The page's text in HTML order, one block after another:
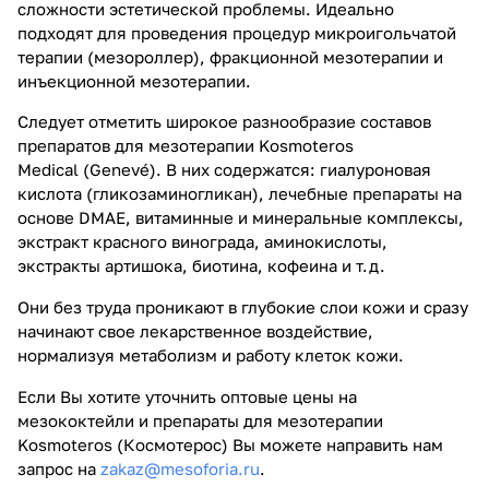
сложности эстетической проблемы. Идеально
подходят для проведения процедур микроигольчатой
терапии (мезороллер), фракционной мезотерапии и
инъекционной мезотерапии.
Следует отметить широкое разнообразие составов
препаратов для мезотерапии Kosmoteros
Medical (Genevé). В них содержатся: гиалуроновая
кислота (гликозаминогликан), лечебные препараты на
основе DMAE, витаминные и минеральные комплексы,
экстракт красного винограда, аминокислоты,
экстракты артишока, биотина, кофеина и т.д.
Они без труда проникают в глубокие слои кожи и сразу
начинают свое лекарственное воздействие,
нормализуя метаболизм и работу клеток кожи.
Если Вы хотите уточнить оптовые цены на
мезококтейли и препараты для мезотерапии
Kosmoteros (Космотерос) Вы можете направить нам
запрос на zakaz@mesoforia.ru.